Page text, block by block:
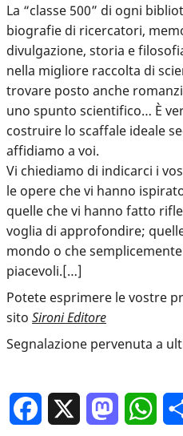
La “classe 500” di ogni
biografie di ricercatori,
divulgazione, storia e
nella migliore raccolta di
trovare posto anche
uno spunto scientifico… È
costruire lo scaffale ideale
affidiamo a voi.
Vi chiediamo di indicarci i
le opere che vi hanno
quelle che vi hanno fatto
voglia di approfondire;
mondo o che
piacevoli.[…]
Potete esprimere le vostre
sito Sironi Editore
Segnalazione pervenuta a
Facebook Mastodon